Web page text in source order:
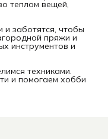
теплом вещей,
и заботятся, чтобы
пряжи и
инструментов и
техниками.
и помогаем хобби